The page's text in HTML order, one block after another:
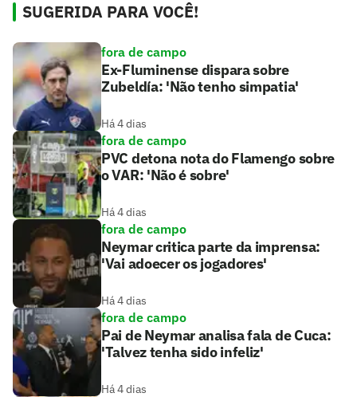
SUGERIDA PARA VOCÊ!
fora de campo
Ex-Fluminense dispara sobre
Zubeldía: 'Não tenho simpatia'
Há 4 dias
fora de campo
PVC detona nota do Flamengo sobre
o VAR: 'Não é sobre'
Há 4 dias
fora de campo
Neymar critica parte da imprensa:
'Vai adoecer os jogadores'
Há 4 dias
fora de campo
Pai de Neymar analisa fala de Cuca:
'Talvez tenha sido infeliz'
Há 4 dias